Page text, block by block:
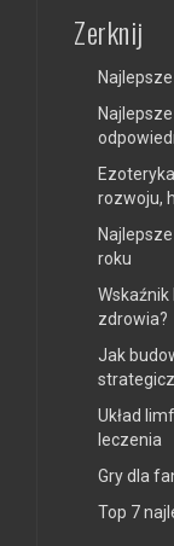
Zerknij
rozwoju,
roku
Wskaźnik
zdrowia?
Jak
Układ
leczenia
Gry dla
Top 7